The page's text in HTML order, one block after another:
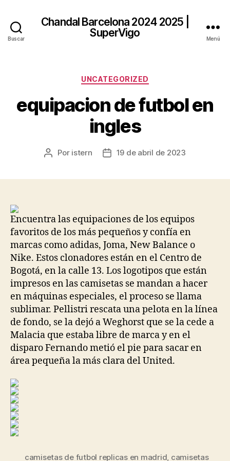
Buscar
Chandal Barcelona 2024 2025 |
SuperVigo
Menú
Categorías
UNCATEGORIZED
equipacion de futbol en
ingles
Autor
Por istern
Fecha19 de abril de 2023
Encuentra las equipaciones de los equipos
favoritos de los más pequeños y confía en
marcas como adidas, Joma, New Balance o
Nike. Estos clonadores están en el Centro de
Bogotá, en la calle 13. Los logotipos que están
impresos en las camisetas se mandan a hacer
en máquinas especiales, el proceso se llama
sublimar. Pellistri rescata una pelota en la línea
de fondo, se la dejó a Weghorst que se la cede a
Malacia que estaba libre de marca y en el
disparo Fernando metió el pie para sacar en
área pequeña la más clara del United.
camisetas de futbol replicas en madrid, camisetas